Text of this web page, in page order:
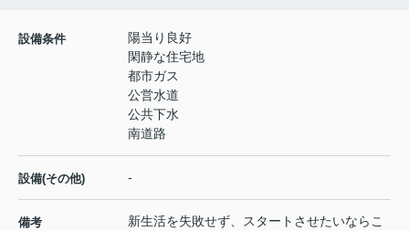
設備条件
陽当り良好
閑静な住宅地
都市ガス
公営水道
公共下水
南道路
設備(その他) -
備考
新生活を失敗せず、スタートさせたいならこ